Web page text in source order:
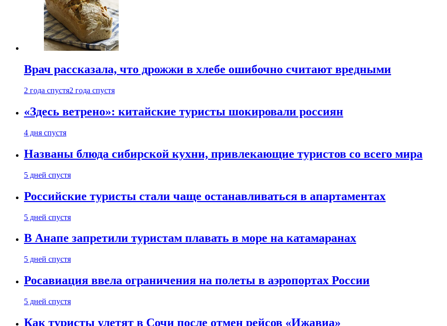
Врач рассказала, что дрожжи в хлебе ошибочно считают вредными
2 года спустя2 года спустя
«Здесь ветрено»: китайские туристы шокировали россиян
4 дня спустя
Названы блюда сибирской кухни, привлекающие туристов со всего мира
5 дней спустя
Российские туристы стали чаще останавливаться в апартаментах
5 дней спустя
В Анапе запретили туристам плавать в море на катамаранах
5 дней спустя
Росавиация ввела ограничения на полеты в аэропортах России
5 дней спустя
Как туристы улетят в Сочи после отмен рейсов «Ижавиа»